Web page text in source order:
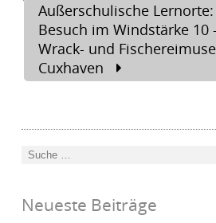
Außerschulische Lernorte:
Besuch im Windstärke 10
Wrack- und
Cuxhaven
Neueste Beiträge